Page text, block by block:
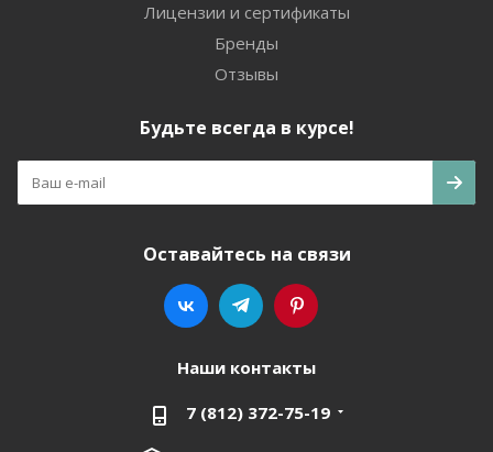
Лицензии и сертификаты
Бренды
Отзывы
Будьте всегда в курсе!
Оставайтесь на связи
Наши контакты
7 (812) 372-75-19